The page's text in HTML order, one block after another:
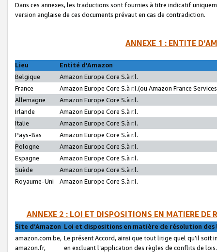
Dans ces annexes, les traductions sont fournies à titre indicatif
version anglaise de ces documents prévaut en cas de contradiction.
ANNEXE 1 : ENTITE
Lieu
Entité d’Amazon
Belgique
Amazon Europe Core S.à r.l.
France
Amazon Europe Core S.à r.l.(ou Amazon France
Allemagne
Amazon Europe Core S.à r.l.
Irlande
Amazon Europe Core S.à r.l.
Italie
Amazon Europe Core S.à r.l.
Pays-Bas
Amazon Europe Core S.à r.l.
Pologne
Amazon Europe Core S.à r.l.
Espagne
Amazon Europe Core S.à r.l.
Suède
Amazon Europe Core S.à r.l.
Royaume-Uni
Amazon Europe Core S.à r.l.
ANNEXE 2 : LOI ET DISPOSITIONS EN MATIERE DE
Site d’Amazon Loi et dispositions en matière de résolution
amazon.com.be,
amazon.fr,
Le présent Accord, ainsi que tout litige quel qu’il soit
en excluant l’application des règles de conflits de